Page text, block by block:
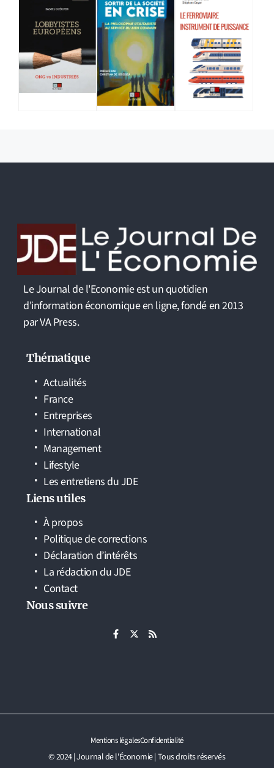
Le Journal de l'Economie est un quotidien
d'information économique en ligne, fondé en 2013
par VA Press.
Thématique
Actualités
France
Entreprises
International
Management
Lifestyle
Les entretiens du JDE
Liens utiles
À propos
Politique de corrections
Déclaration d’intérêts
La rédaction du JDE
Contact
Nous suivre
© 2024 | Journal de l'Économie | Tous droits réservés
Mentions légalesConfidentialité